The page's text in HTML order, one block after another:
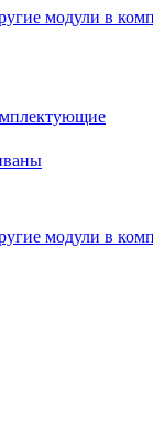
модули в
модули в